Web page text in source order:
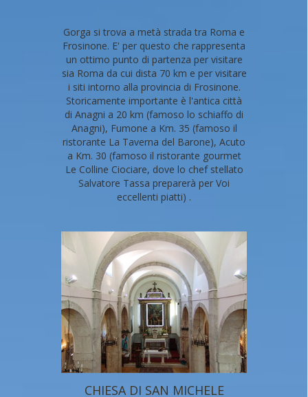
Gorga si trova a metà strada tra Roma e
Frosinone. E' per questo che rappresenta
un ottimo punto di partenza per visitare
sia Roma da cui dista 70 km e per visitare
i siti intorno alla provincia di Frosinone.
Storicamente importante è l'antica città
di Anagni a 20 km (famoso lo schiaffo di
Anagni), Fumone a Km. 35 (famoso il
ristorante La Taverna del Barone), Acuto
a Km. 30 (famoso il ristorante gourmet
Le Colline Ciociare, dove lo chef stellato
Salvatore Tassa preparerà per Voi
eccellenti piatti) .
CHIESA DI SAN MICHELE